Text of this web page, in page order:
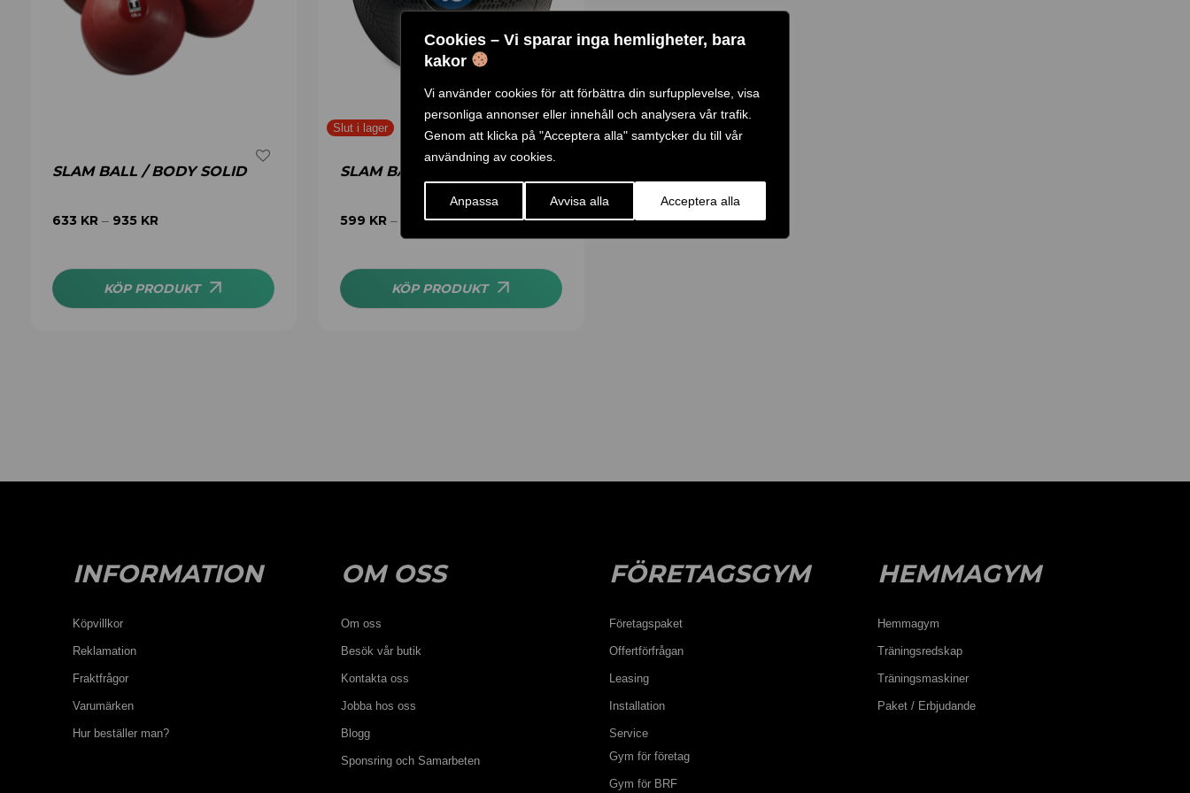
Cookies – Vi sparar inga hemligheter, bara
kakor
Vi använder cookies för att förbättra din surfupplevelse, visa
personliga annonser eller innehåll och analysera vår trafik.
Genom att klicka på "Acceptera alla" samtycker du till vår
användning av cookies.
Anpassa Avvisa alla Acceptera alla
SLAM BALL / BODY SOLID
633 KR– 935 KR
KÖP PRODUKT
SLAM BALL / SPRI
599 KR– 799KR
KÖP PRODUKT
INFORMATION
Köpvillkor
Reklamation
Fraktfrågor
Varumärken
Hur beställer man?
OM OSS
Om oss
Besök vår butik
Kontakta oss
Jobba hos oss
Blogg
Sponsring och Samarbeten
FÖRETAGSGYM
Företagspaket
Offertförfrågan
Leasing
Installation
Service
Gym för företag
Gym för BRF
HEMMAGYM
Hemmagym
Träningsredskap
Träningsmaskiner
Paket / Erbjudande